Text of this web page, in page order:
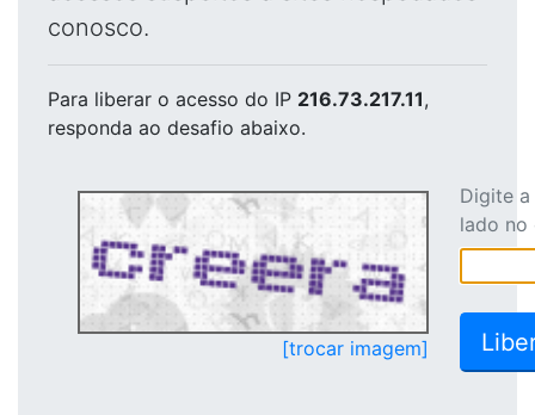
conosco.
Para liberar o acesso do IP 216.73.217.11,
responda ao desafio abaixo.
[trocar imagem]
Digite
lado no